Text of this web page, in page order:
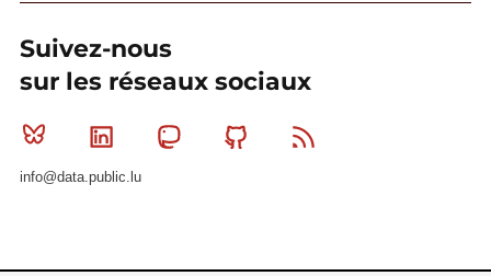
Suivez-nous
sur les réseaux sociaux
Bluesky Linkedin MastodonGithub
info@data.public.lu